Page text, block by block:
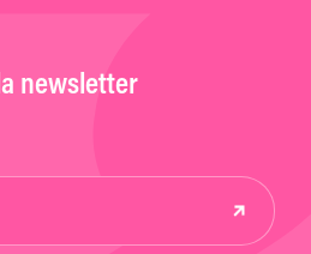
newsletter